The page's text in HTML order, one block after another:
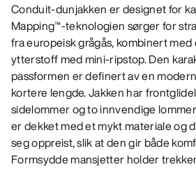
Conduit-dunjakken er designet for
Mapping™-teknologien sørger for
fra europeisk grågås, kombinert
ytterstoff med mini-ripstop. Den
passformen er definert av en
kortere lengde. Jakken har
sidelommer og to innvendige
er dekket med et mykt materiale og
seg oppreist, slik at den gir både
Formsydde mansjetter holder